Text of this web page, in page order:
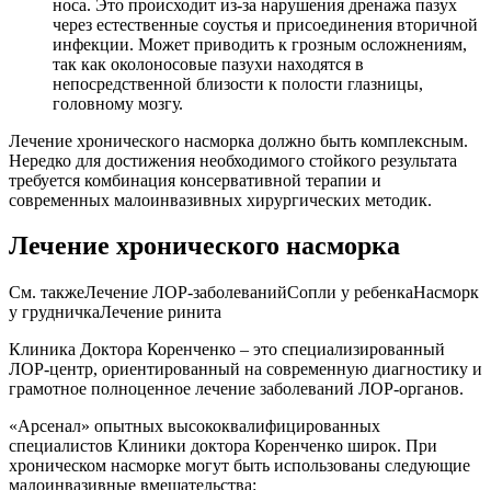
носа. Это происходит из-за нарушения дренажа пазух
через естественные соустья и присоединения вторичной
инфекции. Может приводить к грозным осложнениям,
так как околоносовые пазухи находятся в
непосредственной близости к полости глазницы,
головному мозгу.
Лечение хронического насморка должно быть комплексным.
Нередко для достижения необходимого стойкого результата
требуется комбинация консервативной терапии и
современных малоинвазивных хирургических методик.
Лечение хронического насморка
См. такжеЛечение ЛОР-заболеванийСопли у ребенкаНасморк
у грудничкаЛечение ринита
Клиника Доктора Коренченко – это специализированный
ЛОР-центр, ориентированный на современную диагностику и
грамотное полноценное лечение заболеваний ЛОР-органов.
«Арсенал» опытных высококвалифицированных
специалистов Клиники доктора Коренченко широк. При
хроническом насморке могут быть использованы следующие
малоинвазивные вмешательства: